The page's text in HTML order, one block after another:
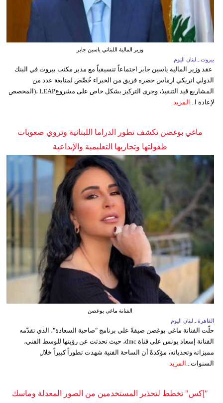
وزير المالية اللبناني ياسين جابر
بيروت ـ لبنان اليوم
عقد وزير المالية ياسين جابر اجتماعاً تنسيقياً مع مدير مكتب بيروت في البنك
الدولي انريكي ارماس حضره فريق من الخبراء خُصِّص لمتابعة عدد من
المشاريع قيد التنفيذ، وجرى التركيز بشكل خاص على مشروعLEAP ،(المخصص
لإعادة ا... المزيد
ماغي بوغصن تكشف تطور الدراما اللبنانية وتروي صعوبات
طفولتها وتجاربها التعليمية والإبداعية
الفنانة ماغي بوغصن
القاهرة ـ لبنان اليوم
حلّت الفنانة ماغي بوغصن ضيفةً على برنامج "صاحبة السعادة"، الذي تقدّمه
الفنانة إسعاد يونس على قناة dmc، حيث تحدثت عن رؤيتها للوسط الفني،
مميزاته وتحدياته، مؤكدةً أن الساحة الفنية شهدت تطوراً كبيراً خلال
السنوات... المزيد
"إكس" تخطط لتحذير المستخدمين من الصور المعدلة وماسك